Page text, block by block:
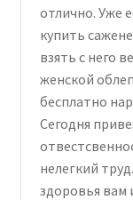
отлично. Уже
купить
взять с него
женской
бесплатно
Сегодня
нелегкий
здоровья вам